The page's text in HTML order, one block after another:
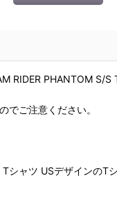
RIDER PHANTOM S/S
でご注意ください。
ャツ USデザインのTシ